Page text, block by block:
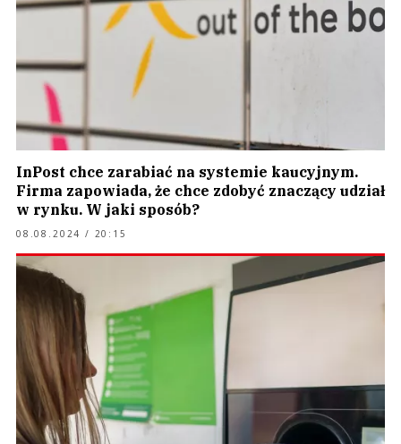
InPost chce zarabiać na systemie kaucyjnym.
Firma zapowiada, że chce zdobyć znaczący udział
w rynku. W jaki sposób?
08.08.2024 / 20:15